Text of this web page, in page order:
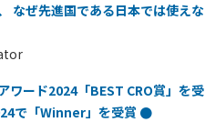
なぜ先進国である日本では使えな
ード2024「BEST CRO賞」を受
で「Winner」を受賞 ●